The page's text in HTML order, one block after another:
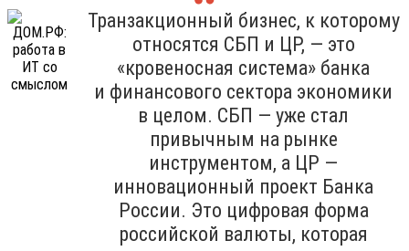
Транзакционный бизнес, к которому
относятся СБП и ЦР, — это
«кровеносная система» банка
и финансового сектора экономики
в целом. СБП — уже стал
привычным на рынке
инструментом, а ЦР —
инновационный проект Банка
России. Это цифровая форма
российской валюты, которая